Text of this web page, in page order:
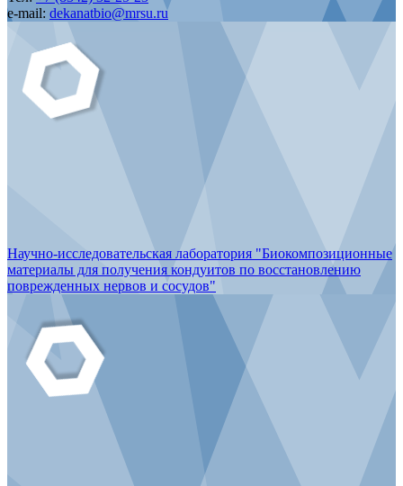
e-mail: dekanatbio@mrsu.ru
Научно-исследовательская лаборатория "Биокомпозиционные
материалы для получения кондуитов по восстановлению
поврежденных нервов и сосудов"